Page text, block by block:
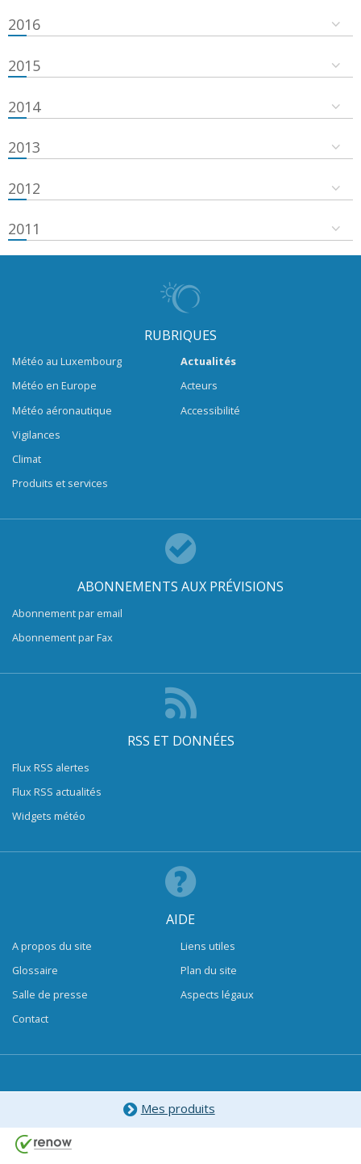
2016
2015
2014
2013
2012
2011
RUBRIQUES
Météo au Luxembourg
Météo en Europe
Météo aéronautique
Vigilances
Climat
Produits et services
Actualités
Acteurs
Accessibilité
ABONNEMENTS AUX PRÉVISIONS
Abonnement par email
Abonnement par Fax
RSS ET DONNÉES
Flux RSS alertes
Flux RSS actualités
Widgets météo
AIDE
A propos du site
Glossaire
Salle de presse
Contact
Liens utiles
Plan du site
Aspects légaux
Mes produits